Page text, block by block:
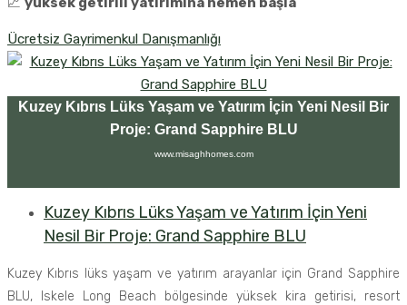
Ücretsiz Gayrimenkul Danışmanlığı
Kuzey Kıbrıs Lüks Yaşam ve Yatırım İçin Yeni Nesil Bir
Proje: Grand Sapphire BLU
www.misaghhomes.com
Kuzey Kıbrıs Lüks Yaşam ve Yatırım İçin Yeni
Nesil Bir Proje: Grand Sapphire BLU
Kuzey Kıbrıs lüks yaşam ve yatırım arayanlar için Grand Sapphire
BLU, Iskele Long Beach bölgesinde yüksek kira getirisi, resort